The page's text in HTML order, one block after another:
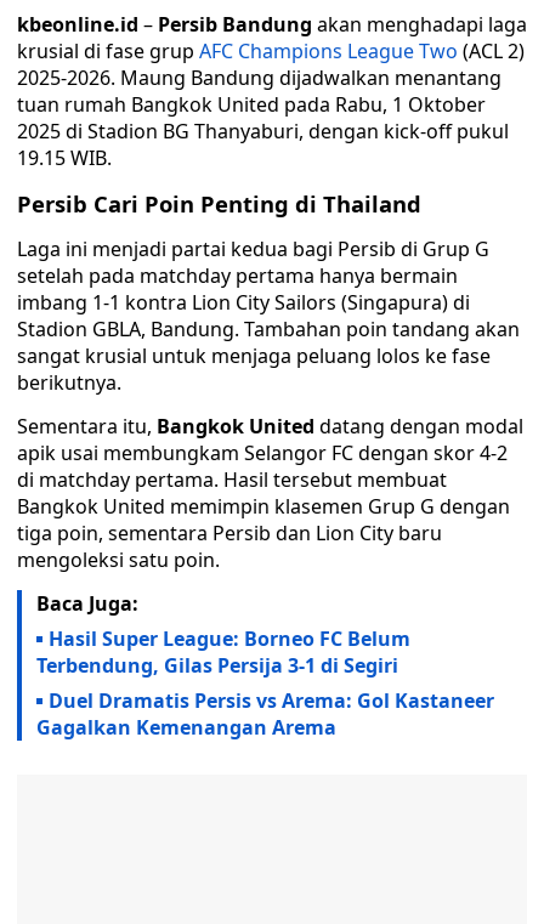
kbeonline.id – Persib Bandung akan menghadapi laga
krusial di fase grup AFC Champions League Two (ACL 2)
2025-2026. Maung Bandung dijadwalkan menantang
tuan rumah Bangkok United pada Rabu, 1 Oktober
2025 di Stadion BG Thanyaburi, dengan kick-off pukul
19.15 WIB.
Persib Cari Poin Penting di Thailand
Laga ini menjadi partai kedua bagi Persib di Grup G
setelah pada matchday pertama hanya bermain
imbang 1-1 kontra Lion City Sailors (Singapura) di
Stadion GBLA, Bandung. Tambahan poin tandang akan
sangat krusial untuk menjaga peluang lolos ke fase
berikutnya.
Sementara itu, Bangkok United datang dengan modal
apik usai membungkam Selangor FC dengan skor 4-2
di matchday pertama. Hasil tersebut membuat
Bangkok United memimpin klasemen Grup G dengan
tiga poin, sementara Persib dan Lion City baru
mengoleksi satu poin.
Baca Juga:
Hasil Super League: Borneo FC Belum
Terbendung, Gilas Persija 3-1 di Segiri
Duel Dramatis Persis vs Arema: Gol Kastaneer
Gagalkan Kemenangan Arema